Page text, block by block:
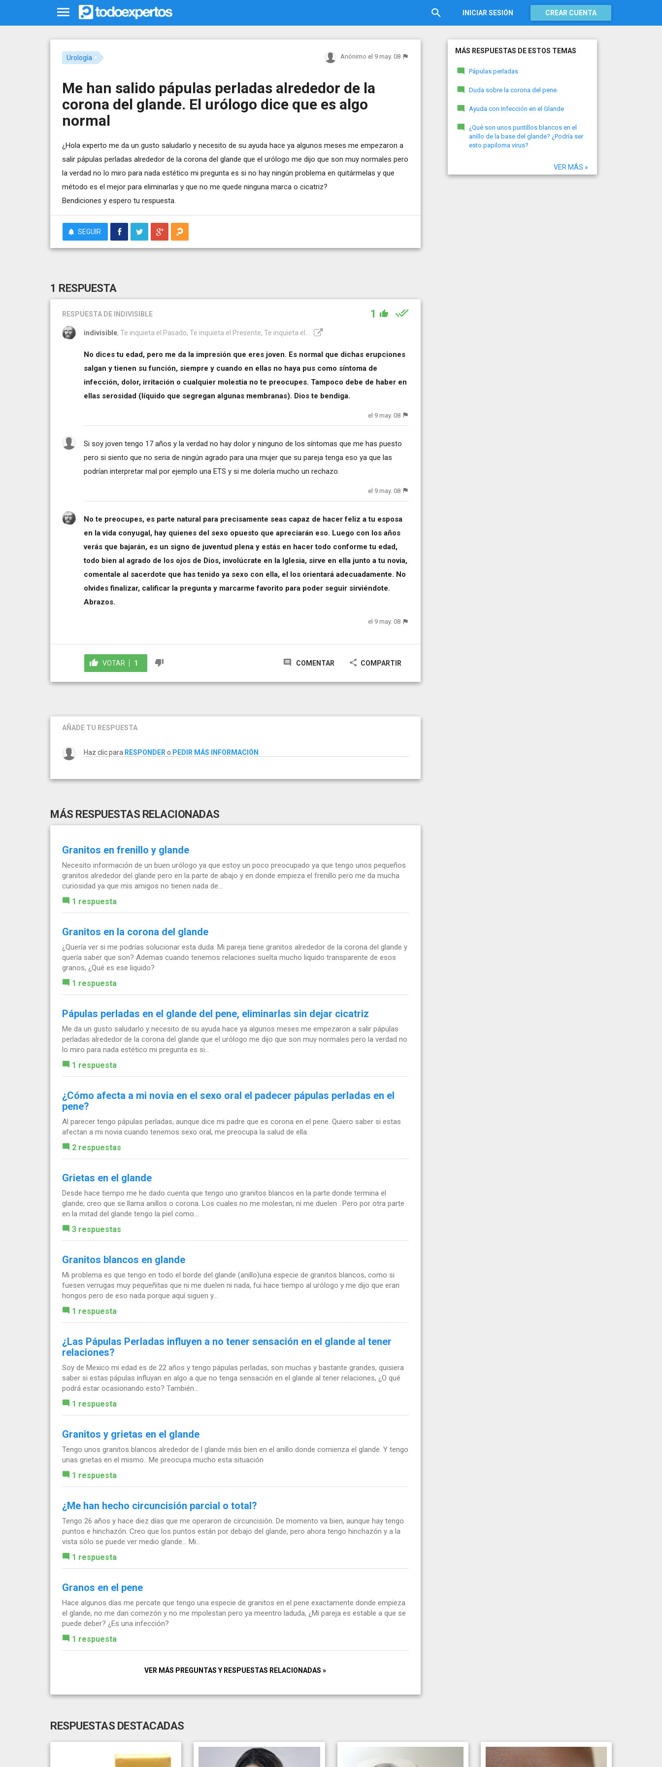
INICIAR SESIÓN CREAR CUENTA
Urología Anónimo el 9 may. 08
Me han salido pápulas perladas alrededor de la
corona del glande. El urólogo dice que es algo
normal
¿Hola experto me da un gusto saludarlo y necesito de su ayuda hace ya algunos meses me empezaron a
salir pápulas perladas alrededor de la corona del glande que el urólogo me dijo que son muy normales pero
la verdad no lo miro para nada estético mi pregunta es si no hay ningún problema en quitármelas y que
método es el mejor para eliminarlas y que no me quede ninguna marca o cicatriz?
Bendiciones y espero tu respuesta.
SEGUIR
1 RESPUESTA
RESPUESTA DE INDIVISIBLE 1
indivisible, Te inquieta el Pasado, Te inquieta el Presente, Te inquieta el...
No dices tu edad, pero me da la impresión que eres joven. Es normal que dichas erupciones
salgan y tienen su función, siempre y cuando en ellas no haya pus como síntoma de
infección, dolor, irritación o cualquier molestia no te preocupes. Tampoco debe de haber en
ellas serosidad (líquido que segregan algunas membranas). Dios te bendiga.
el 9 may. 08
Si soy joven tengo 17 años y la verdad no hay dolor y ninguno de los síntomas que me has puesto
pero si siento que no seria de ningún agrado para una mujer que su pareja tenga eso ya que las
podrían interpretar mal por ejemplo una ETS y si me dolería mucho un rechazo.
el 9 may. 08
No te preocupes, es parte natural para precisamente seas capaz de hacer feliz a tu esposa
en la vida conyugal, hay quienes del sexo opuesto que apreciarán eso. Luego con los años
verás que bajarán, es un signo de juventud plena y estás en hacer todo conforme tu edad,
todo bien al agrado de los ojos de Dios, involúcrate en la Iglesia, sirve en ella junto a tu novia,
comentale al sacerdote que has tenido ya sexo con ella, el los orientará adecuadamente. No
olvides finalizar, calificar la pregunta y marcarme favorito para poder seguir sirviéndote.
Abrazos.
el 9 may. 08
VOTAR 1 COMENTAR COMPARTIR
AÑADE TU RESPUESTA
Haz clic para RESPONDER o PEDIR MÁS INFORMACIÓN
MÁS RESPUESTAS RELACIONADAS
Granitos en frenillo y glande
Necesito información de un buen urólogo ya que estoy un poco preocupado ya que tengo unos pequeños
granitos alrededor del glande pero en la parte de abajo y en donde empieza el frenillo pero me da mucha
curiosidad ya que mis amigos no tienen nada de...
1 respuesta
Granitos en la corona del glande
¿Quería ver si me podrías solucionar esta duda. Mi pareja tiene granitos alrededor de la corona del glande y
quería saber que son? Ademas cuando tenemos relaciones suelta mucho liquido transparente de esos
granos, ¿Qué es ese liquido?
1 respuesta
Pápulas perladas en el glande del pene, eliminarlas sin dejar cicatriz
Me da un gusto saludarlo y necesito de su ayuda hace ya algunos meses me empezaron a salir pápulas
perladas alrededor de la corona del glande que el urólogo me dijo que son muy normales pero la verdad no
lo miro para nada estético mi pregunta es si...
1 respuesta
¿Cómo afecta a mi novia en el sexo oral el padecer pápulas perladas en el
pene?
Al parecer tengo pápulas perladas, aunque dice mi padre que es corona en el pene. Quiero saber si estas
afectan a mi novia cuando tenemos sexo oral, me preocupa la salud de ella.
2 respuestas
Grietas en el glande
Desde hace tiempo me he dado cuenta que tengo uno granitos blancos en la parte donde termina el
glande, creo que se llama anillos o corona. Los cuales no me molestan, ni me duelen . Pero por otra parte
en la mitad del glande tengo la piel como...
3 respuestas
Granitos blancos en glande
Mi problema es que tengo en todo el borde del glande (anillo)una especie de granitos blancos, como si
fuesen verrugas muy pequeñitas que ni me duelen ni nada, fui hace tiempo al urólogo y me dijo que eran
hongos pero de eso nada porque aquí siguen y...
1 respuesta
¿Las Pápulas Perladas influyen a no tener sensación en el glande al tener
relaciones?
Soy de Mexico mi edad es de 22 años y tengo pápulas perladas, son muchas y bastante grandes, quisiera
saber si estas pápulas influyan en algo a que no tenga sensación en el glande al tener relaciones, ¿O qué
podrá estar ocasionando esto? También...
1 respuesta
Granitos y grietas en el glande
Tengo unos granitos blancos alrededor de l glande más bien en el anillo donde comienza el glande. Y tengo
unas grietas en el mismo.. Me preocupa mucho esta situación
1 respuesta
¿Me han hecho circuncisión parcial o total?
Tengo 26 años y hace diez días que me operaron de circuncisión. De momento va bien, aunque hay tengo
puntos e hinchazón. Creo que los puntos están por debajo del glande, pero ahora tengo hinchazón y a la
vista sólo se puede ver medio glande... Mi...
1 respuesta
Granos en el pene
Hace algunos días me percate que tengo una especie de granitos en el pene exactamente donde empieza
el glande, no me dan comezón y no me mpolestan pero ya meentro laduda, ¿Mi pareja es estable a que se
puede deber? ¿Es una infección?
1 respuesta
VER MÁS PREGUNTAS Y RESPUESTAS RELACIONADAS »
MÁS RESPUESTAS DE ESTOS TEMAS
Pápulas perladas
Duda sobre la corona del pene.
Ayuda con Infección en el Glande
¿Qué son unos puntillos blancos en el
anillo de la base del glande? ¿Podría ser
esto papiloma virus?
VER MÁS »
RESPUESTAS DESTACADAS